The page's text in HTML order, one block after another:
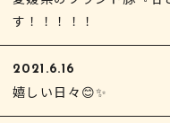
す！！！！！
2021.6.16
嬉しい日々😊✨